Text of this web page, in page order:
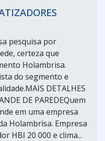
pesquisa por
certeza que
Holambrisa.
do segmento e
DETALHES
DE PAREDEQuem
em uma empresa
Holambrisa. Empresa
HBI 20 000 e clima...